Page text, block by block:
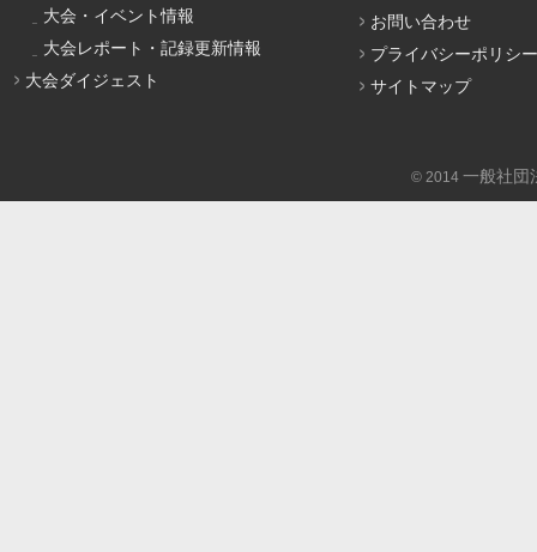
大会・イベント情報
大会レポート・記録更新情報
大会ダイジェスト
お問い合わせ
プライバシーポリシー
サイトマップ
© 2014 一般社団